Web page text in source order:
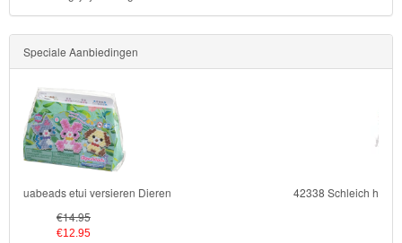
Turtles
Transformers
Back
to
School
Strandlaken
Speciale Aanbiedingen
42338 Schleich horse club Groot Toernooi met Paarden